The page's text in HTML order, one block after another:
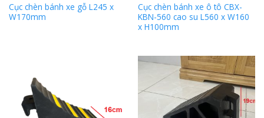
Cục chèn bánh xe gỗ L245 x
W170mm
Cục chèn bánh xe ô tô CBX-
KBN-560 cao su L560 x W160
x H100mm